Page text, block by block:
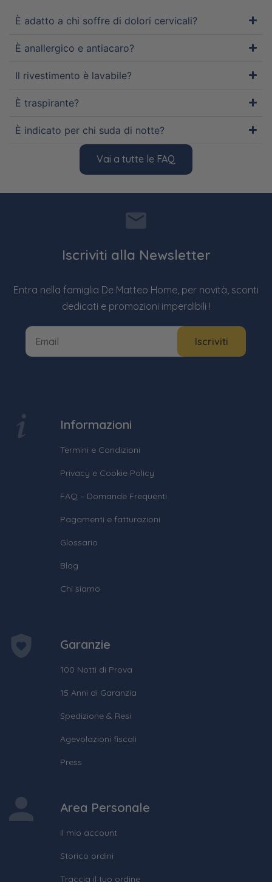
È adatto a chi soffre di dolori cervicali?
È anallergico e antiacaro?
Il rivestimento è lavabile?
È traspirante?
È indicato per chi suda di notte?
Vai a tutte le FAQ
Iscriviti alla Newsletter
Entra nella famiglia De Matteo Home, per novità, sconti
dedicati e promozioni imperdibili !
Informazioni
Termini e Condizioni
Privacy e Cookie Policy
FAQ – Domande Frequenti
Pagamenti e fatturazioni
Glossario
Blog
Chi siamo
Garanzie
100 Notti di Prova
15 Anni di Garanzia
Spedizione & Resi
Agevolazioni fiscali
Press
Area Personale
Il mio account
Storico ordini
Traccia il tuo ordine